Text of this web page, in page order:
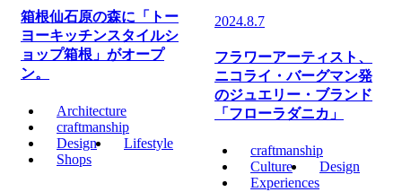
箱根仙石原の森に「トー
ヨーキッチンスタイルシ
ョップ箱根」がオープ
ン。
Architecture
craftmanship
Design
Lifestyle
Shops
2024.8.7
フラワーアーティスト、
ニコライ・バーグマン発
のジュエリー・ブランド
「フローラダニカ」
craftmanship
Culture
Design
Experiences